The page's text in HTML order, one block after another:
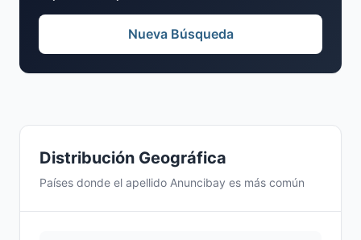
Distribución Geográfica
Países donde el apellido Anuncibay es más común
Nueva Búsqueda